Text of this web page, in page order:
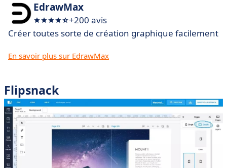
EdrawMax
+200 avis
Créer toutes sorte de création graphique facilement
En savoir plus sur EdrawMax
Flipsnack